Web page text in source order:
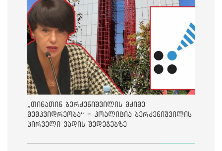
„თინათინ ბერძენიშვილის მძიმე
მემკვიდრეობა“ - კოალიცია ბერძენიშვილის
პირველი ვადის შედეგებზე